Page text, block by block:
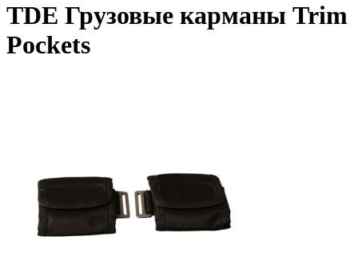
TDE Грузовые карманы Trim
Pockets